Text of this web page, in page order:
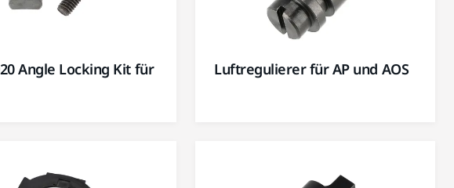
Angle Locking Kit für
Luftregulierer für AP und AOS